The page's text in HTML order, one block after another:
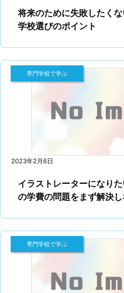
将来のために失敗したく
学校選びのポイント
2023年2月6日
専門学校で学ぶ
イラストレーターになり
の学費の問題をまず解決し
専門学校で学ぶ